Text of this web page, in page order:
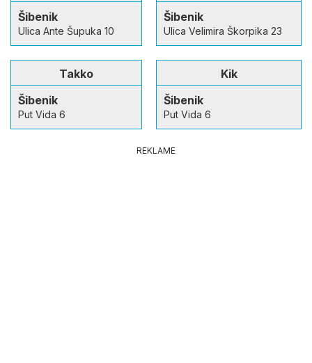
Šibenik
Ulica Ante Šupuka 10
Šibenik
Ulica Velimira Škorpika 23
Takko
Šibenik
Put Vida 6
Kik
Šibenik
Put Vida 6
REKLAME